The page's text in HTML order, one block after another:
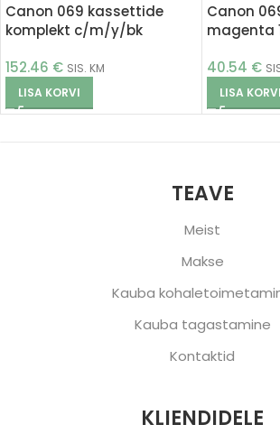
Canon 069 kassettide
komplekt c/m/y/bk
152.46 € SIS. KM
LISA KORVI
Canon
magenta
40.54 €
LISA KORVI
TEAVE
Meist
Makse
Kauba
Kauba tagastamine
Kontaktid
KLIENDIDELE